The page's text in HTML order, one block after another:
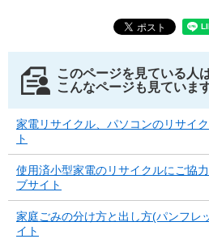
このページを見ている人
こんなページも見ていま
家電リサイクル、パソコンのリサイ
ト
使用済小型家電のリサイクルにご協
ブサイト
家庭ごみの分け方と出し方(パンフレ
イト